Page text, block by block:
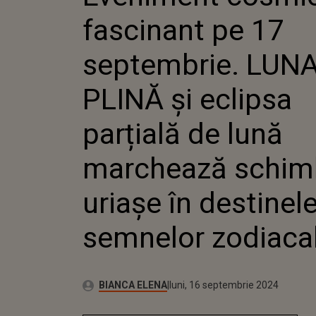
PLINĂ ȘI
fascinant pe 17
septembrie.
PLINĂ și eclipsa
parțială de lună
marchează
uriașe în
semnelor
Autor:BIANCA ELENAPublicat:
luni, 16 septembrie 2024
Actualizat:
luni, 16 septembrie 2024